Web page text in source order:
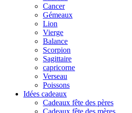
Cancer
Gémeaux
Lion
Vierge
Balance
Scorpion
Sagittaire
capricorne
Verseau
Poissons
Idées cadeaux
Cadeaux fête des pères
Cadeaux fête des mères